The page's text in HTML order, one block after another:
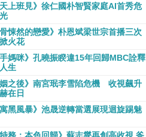
天上班見》徐仁國朴智賢家庭AI首秀危
骨悚然的戀愛》朴恩斌梁世宗首播三次
火花
手媽咪》孔曉振睽違15年回歸MBC詮釋
生
姻之後》南宮珉李雪陷危機 收視飆升
在日
寓黑風暴》池晟逆轉當選展現迴旋踢魅